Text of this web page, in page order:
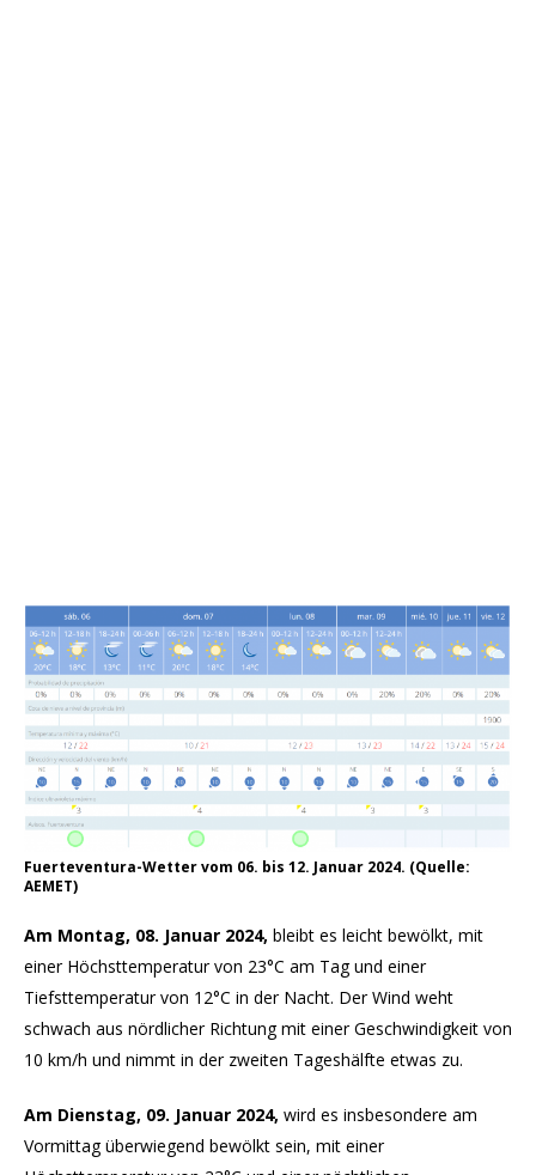
Fuerteventura-Wetter vom 06. bis 12. Januar 2024. (Quelle:
AEMET)
Am Montag, 08. Januar 2024, bleibt es leicht bewölkt, mit
einer Höchsttemperatur von 23°C am Tag und einer
Tiefsttemperatur von 12°C in der Nacht. Der Wind weht
schwach aus nördlicher Richtung mit einer Geschwindigkeit von
10 km/h und nimmt in der zweiten Tageshälfte etwas zu.
Am Dienstag, 09. Januar 2024, wird es insbesondere am
Vormittag überwiegend bewölkt sein, mit einer